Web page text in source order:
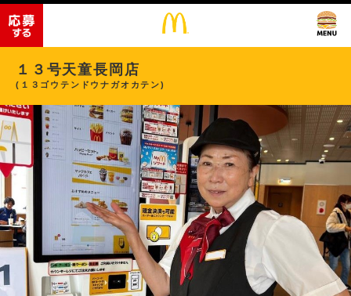
１３号天童長岡店
(１３ゴウテンドウナガオカテン)